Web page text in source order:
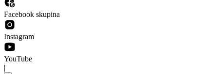
Facebook skupina
Instagram
YouTube
|